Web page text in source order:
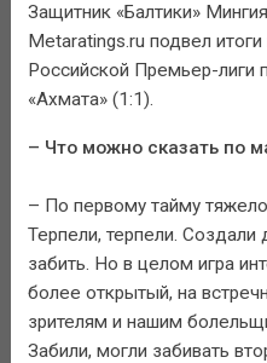
Защитник «Балтики»
Metaratings.ru подвел
Российской Премьер-лиги
«Ахмата» (1:1).
– Что можно сказать по
– По первому тайму
Терпели, терпели.
забить. Но в целом игра
более открытый, на
зрителям и нашим
Забили, могли забивать